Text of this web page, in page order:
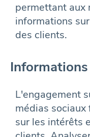
permettant aux
informations
des clients.
L'engagement
médias
sur les intérêts